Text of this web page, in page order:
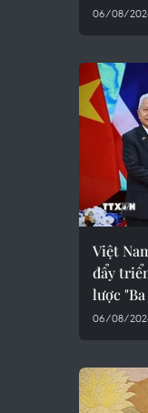
06/08/
Việt
đẩy
lược
06/08/